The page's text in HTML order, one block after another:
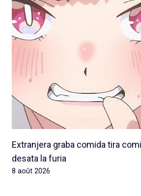
Extranjera graba comida tira
desata la furia
8 août 2026